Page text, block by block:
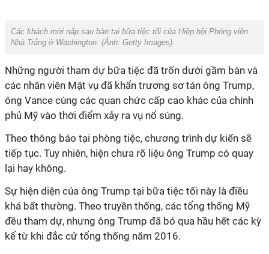
Các khách mời nấp sau bàn tại bữa tiệc tối của Hiệp hội Phóng viên
Nhà Trắng ở Washington. (Ảnh: Getty Images).
Những người tham dự bữa tiệc đã trốn dưới gầm bàn và
các nhân viên Mật vụ đã khẩn trương sơ tán ông Trump,
ông Vance cùng các quan chức cấp cao khác của chính
phủ Mỹ vào thời điểm xảy ra vụ nổ súng.
Theo thông báo tại phòng tiệc, chương trình dự kiến ​​sẽ
tiếp tục. Tuy nhiên, hiện chưa rõ liệu ông Trump có quay
lại hay không.
Sự hiện diện của ông Trump tại bữa tiệc tối này là điều
khá bất thường. Theo truyền thống, các tổng thống Mỹ
đều tham dự, nhưng ông Trump đã bỏ qua hầu hết các kỳ
kể từ khi đắc cử tổng thống năm 2016.